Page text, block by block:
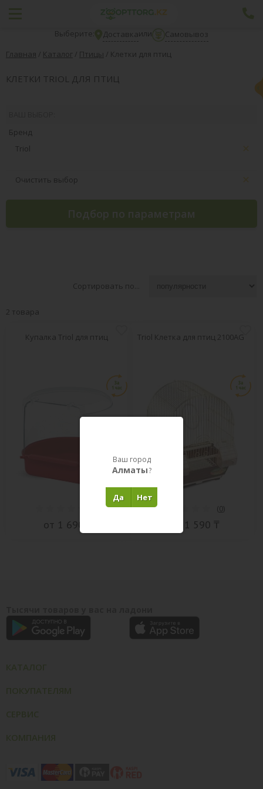
Выберите: Доставкаили
Самовывоз
Главная / Каталог / Птицы / Клетки для птиц
КЛЕТКИ TRIOL ДЛЯ ПТИЦ
Бренд
Triol
Очистить выбор
Подбор по параметрам
Сортировать по...
2 товара
Купалка Triol для птиц
от 1 690 ₸
Triol Клетка для птиц 2100AG
(0)
от 11 590 ₸
Ваш город
Алматы?
Нет
Да